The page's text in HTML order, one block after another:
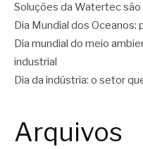
Soluções da Watertec
Dia Mundial dos Oceanos:
Dia mundial do meio
industrial
Dia da indústria: o setor
Arquivos